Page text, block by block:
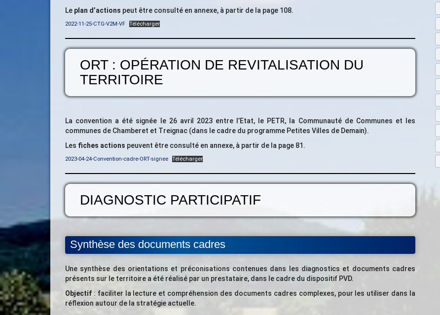
Le plan d’actions peut être consulté en annexe, à partir de la page 108.
2022-11-25-CTG-V2M-VF Télécharger
ORT : OPÉRATION DE REVITALISATION DU
TERRITOIRE
La convention a été signée le 26 avril 2023 entre l’Etat, le PETR, la Communauté de Communes et les
communes de Chamberet et Treignac (dans le cadre du programme Petites Villes de Demain).
Les fiches actions peuvent être consulté en annexe, à partir de la page 81.
2023-04-24-Convention-cadre-ORT-signee Télécharger
DIAGNOSTIC PARTICIPATIF
Synthèse des documents cadres
Une synthèse des orientations et préconisations contenues dans les diagnostics et documents cadres
présents sur le territoire a été réalisé par un prestataire, dans le cadre du dispositif PVD.
Objectif : faciliter la lecture et compréhension des documents cadres complexes, pour les utiliser dans la
réflexion autour de la stratégie actuelle.